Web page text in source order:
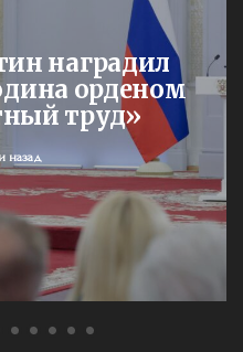
наградил
орденом
труд»
назад